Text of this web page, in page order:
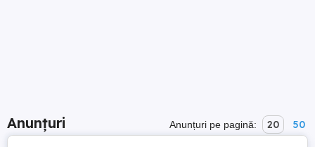
Anunțuri Anunțuri pe pagină: 20 50